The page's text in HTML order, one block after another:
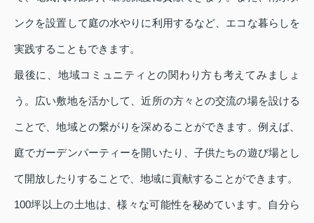
ンクを設置して庭の水やりに利用するなど、エコな暮らしを
実践することもできます。
最後に、地域コミュニティとの関わり方も考えてみましょ
う。広い敷地を活かして、近所の方々との交流の場を設ける
ことで、地域との繋がりを深めることができます。例えば、
庭でガーデンパーティーを開いたり、子供たちの遊び場とし
て開放したりすることで、地域に貢献することができます。
100坪以上の土地は、様々な可能性を秘めています。自分ら